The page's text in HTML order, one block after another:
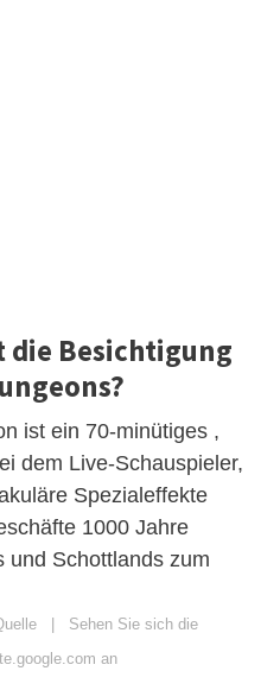
die Besichtigung
ist ein 70-minütiges ,
dem Live-Schauspieler,
Spezialeffekte
1000 Jahre
und Schottlands zum
Sehen Sie sich die
an